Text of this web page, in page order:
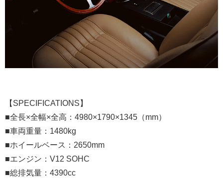
【SPECIFICATIONS】
■全長×全幅×全高：4980×1790×1345（mm）
■車両重量：1480kg
■ホイールベース：2650mm
■エンジン：V12 SOHC
■総排気量：4390cc